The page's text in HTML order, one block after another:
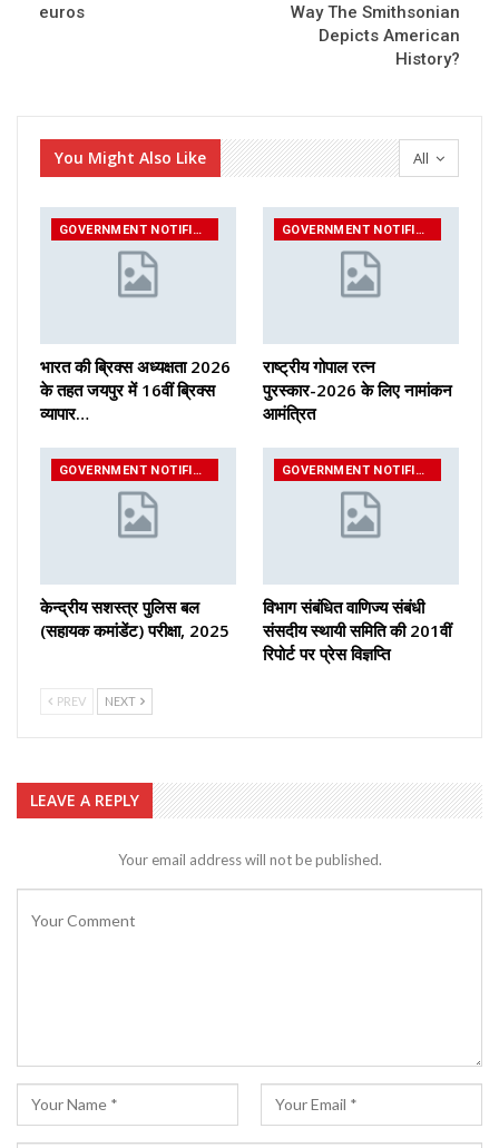
euros
Way The Smithsonian
Depicts American
History?
All
You Might Also Like
GOVERNMENT NOTIFICATIONS
भारत की ब्रिक्‍स अध्यक्षता 2026
के तहत जयपुर में 16वीं ब्रिक्‍स
व्यापार…
GOVERNMENT NOTIFICATIONS
राष्ट्रीय गोपाल रत्न
पुरस्कार-2026 के लिए नामांकन
आमंत्रित
GOVERNMENT NOTIFICATIONS
केन्द्रीय सशस्‍त्र पुलिस बल
(सहायक कमांडेंट) परीक्षा, 2025
GOVERNMENT NOTIFICATIONS
विभाग संबंधित वाणिज्य संबंधी
संसदीय स्थायी समिति की 201वीं
रिपोर्ट पर प्रेस विज्ञप्ति
PREV NEXT
LEAVE A REPLY
Your email address will not be published.